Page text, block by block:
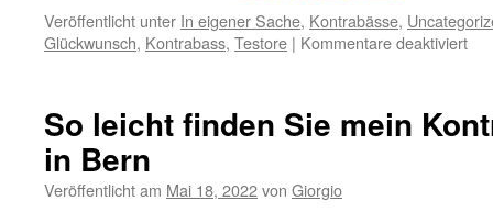
Veröffentlicht unter In eigener Sache, Kontrabässe,
Glückwunsch, Kontrabass, Testore | Kommentare deaktiviertfür
So leicht finden Sie mein
in Bern
Veröffentlicht am Mai 18, 2022von Giorgio